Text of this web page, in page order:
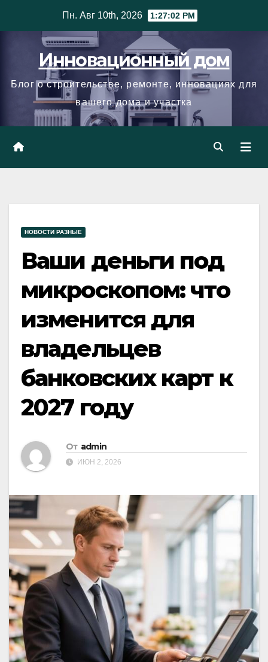
Пн. Авг 10th, 2026 1:27:03 PM
Инновационный дом
Блог о строительстве, ремонте, инновациях для
вашего дома и участка
НОВОСТИ РАЗНЫЕ
Ваши деньги под
микроскопом: что
изменится для
владельцев
банковских карт к
2027 году
От admin
ИЮН 2, 2026